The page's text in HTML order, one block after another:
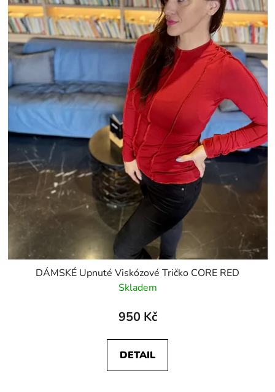
DÁMSKÉ Upnuté Viskózové Tričko CORE RED
Skladem
950 Kč
DETAIL